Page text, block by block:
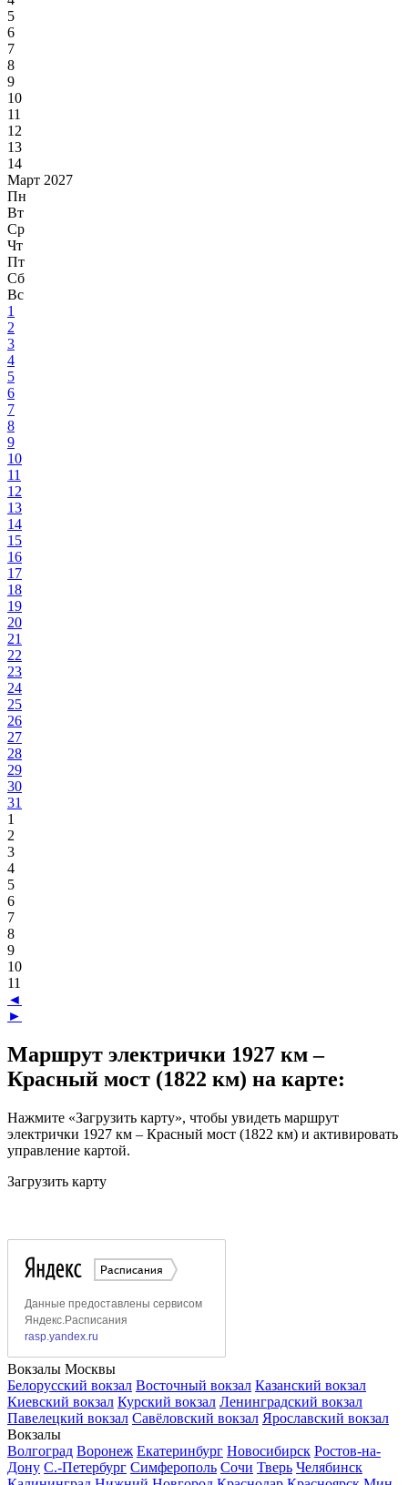
5
6
7
8
9
10
11
12
13
14
Март 2027
Пн
Вт
Ср
Чт
Пт
Сб
Вс
1
2
3
4
5
6
7
8
9
10
11
12
13
14
15
16
17
18
19
20
21
22
23
24
25
26
27
28
29
30
31
1
2
3
4
5
6
7
8
9
10
11
◄
►
Маршрут электрички 1927 км –
Красный мост (1822 км) на карте:
Нажмите «Загрузить карту», чтобы увидеть маршрут
электрички 1927 км – Красный мост (1822 км) и активировать
управление картой.
Загрузить карту
Вокзалы Москвы
Белорусский вокзал Восточный вокзал Казанский вокзал
Киевский вокзал Курский вокзал Ленинградский вокзал
Павелецкий вокзал Савёловский вокзал Ярославский вокзал
Вокзалы
Волгоград Воронеж Екатеринбург Новосибирск Ростов-на-
Дону С.-Петербург Симферополь Сочи Тверь Челябинск